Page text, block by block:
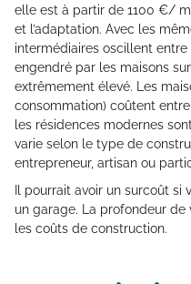
elle est à partir de 1100 €/
et l’adaptation. Avec les
intermédiaires oscillent
engendré par les maisons
extrêmement élevé. Les
consommation) coûtent
les résidences modernes
varie selon le type de
entrepreneur, artisan ou
Il pourrait avoir un surcoût si
un garage. La profondeur
les coûts de construction.